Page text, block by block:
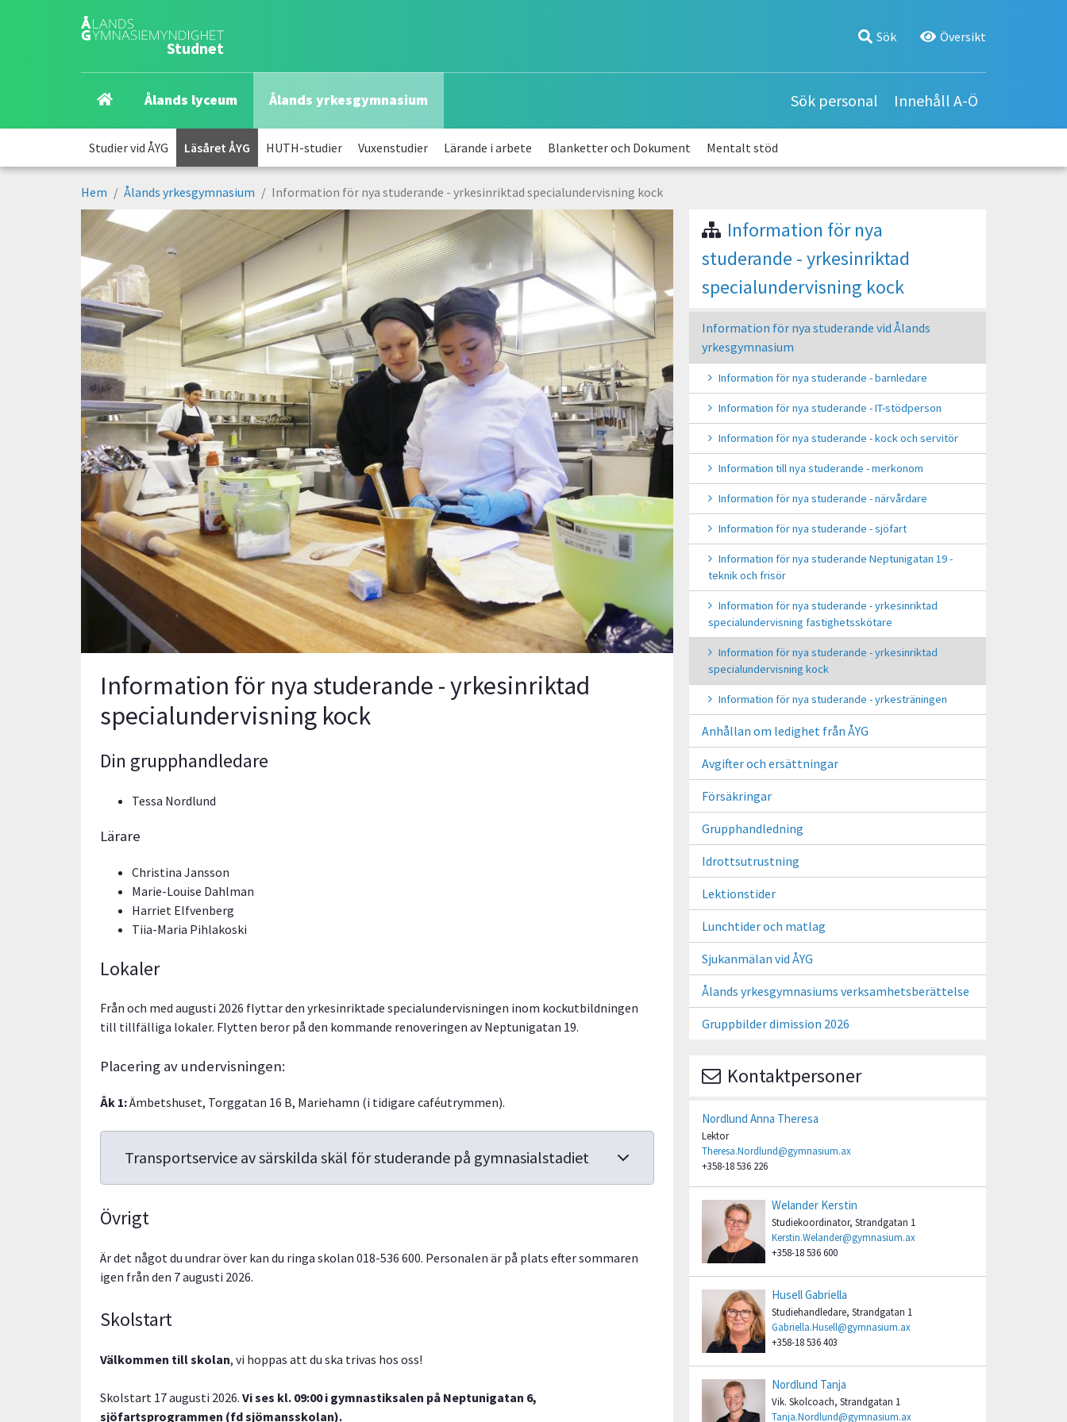
Studnet
Användarmeny
Sök Översikt
Navigering
1
Ålands lyceum Ålands yrkesgymnasium Sök personal Innehåll A-Ö
Navigering
nivå
2
Studier vid ÅYG Läsåret ÅYG HUTH-studier Vuxenstudier Lärande i arbete Blanketter och Dokument Mentalt stöd
Länkstig
Hem Ålands yrkesgymnasium Information för nya studerande - yrkesinriktad specialundervisning kock
Information för nya studerande - yrkesinriktad
specialundervisning kock
Din grupphandledare
Tessa Nordlund
Lärare
Christina Jansson
Marie-Louise Dahlman
Harriet Elfvenberg
Tiia-Maria Pihlakoski
Lokaler
Från och med augusti 2026 flyttar den yrkesinriktade specialundervisningen inom kockutbildningen
till tillfälliga lokaler. Flytten beror på den kommande renoveringen av Neptunigatan 19.
Placering av undervisningen:
Åk 1:Ämbetshuset, Torggatan 16 B, Mariehamn (i tidigare caféutrymmen).
Transportservice av särskilda skäl för studerande på gymnasialstadiet
Övrigt
Är det något du undrar över kan du ringa skolan 018-536 600. Personalen är på plats efter sommaren
igen från den 7 augusti 2026.
Skolstart
Välkommen till skolan, vi hoppas att du ska trivas hos oss!
Skolstart 17 augusti 2026. Vi ses kl. 09:00 i gymnastiksalen på Neptunigatan 6,
sjöfartsprogrammen (fd sjömansskolan).
Information för nya
studerande - yrkesinriktad
specialundervisning kock
Information för nya studerande vid Ålands
yrkesgymnasium
Information för nya studerande - barnledare
Information för nya studerande - IT-stödperson
Information för nya studerande - kock och servitör
Information till nya studerande - merkonom
Information för nya studerande - närvårdare
Information för nya studerande - sjöfart
Information för nya studerande Neptunigatan 19 -
teknik och frisör
Information för nya studerande - yrkesinriktad
specialundervisning fastighetsskötare
Information för nya studerande - yrkesinriktad
specialundervisning kock
Information för nya studerande - yrkesträningen
Anhållan om ledighet från ÅYG
Avgifter och ersättningar
Försäkringar
Grupphandledning
Idrottsutrustning
Lektionstider
Lunchtider och matlag
Sjukanmälan vid ÅYG
Ålands yrkesgymnasiums verksamhetsberättelse
Gruppbilder dimission 2026
Kontaktpersoner
Nordlund Anna Theresa
Lektor
Theresa.Nordlund@gymnasium.ax
+358-18 536 226
Welander Kerstin
Studiekoordinator, Strandgatan 1
Kerstin.Welander@gymnasium.ax
+358-18 536 600
Husell Gabriella
Studiehandledare, Strandgatan 1
Gabriella.Husell@gymnasium.ax
+358-18 536 403
Nordlund Tanja
Vik. Skolcoach, Strandgatan 1
Tanja.Nordlund@gymnasium.ax